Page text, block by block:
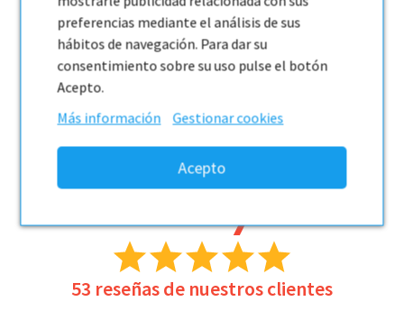
4.9/5
53 reseñas de nuestros clientes
preferencias mediante el análisis de sus
hábitos de navegación. Para dar su
consentimiento sobre su uso pulse el botón
Acepto.
Más información
Gestionar cookies